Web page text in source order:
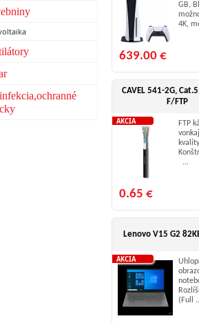
GB,
4K,
639.00 €
CAVEL 541-2G,
F/FTP
AKCIA
FTP
...
0.65 €
Lenovo V15 G2
AKCIA
(Full